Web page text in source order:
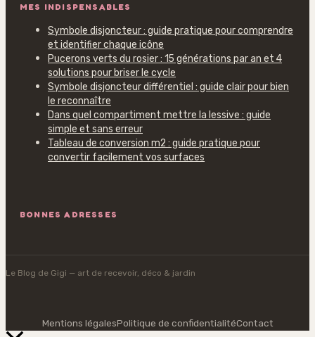
MES INDISPENSABLES
Symbole disjoncteur : guide pratique pour comprendre
et identifier chaque icône
Pucerons verts du rosier : 15 générations par an et 4
solutions pour briser le cycle
Symbole disjoncteur différentiel : guide clair pour bien
le reconnaître
Dans quel compartiment mettre la lessive : guide
simple et sans erreur
Tableau de conversion m2 : guide pratique pour
convertir facilement vos surfaces
BONNES ADRESSES
Le Blog de Gigi — art de recevoir, déco & jardin
Mentions légalesPolitique de confidentialitéContact